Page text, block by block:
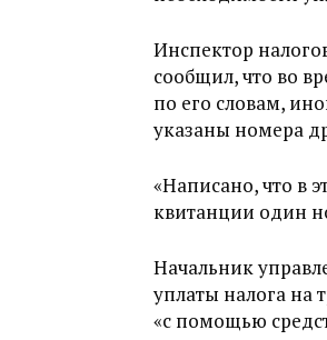
Инспектор
сообщил, что во
по его словам,
указаны номера
«Написано, что в
квитанции один
Начальник
уплаты налога на
«с помощью